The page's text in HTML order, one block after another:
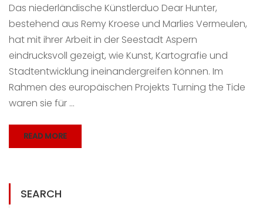
Das niederländische Künstlerduo Dear Hunter,
bestehend aus Remy Kroese und Marlies Vermeulen,
hat mit ihrer Arbeit in der Seestadt Aspern
eindrucksvoll gezeigt, wie Kunst, Kartografie und
Stadtentwicklung ineinandergreifen können. Im
Rahmen des europäischen Projekts Turning the Tide
waren sie für …
READ MORE
SEARCH